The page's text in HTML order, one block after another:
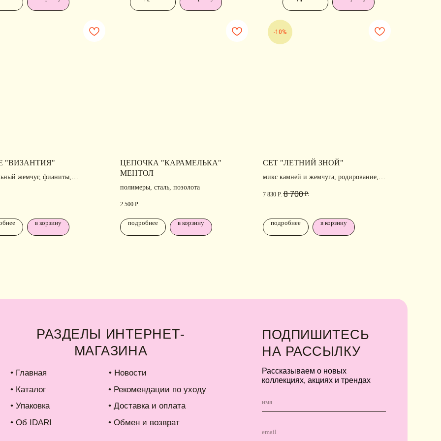
"ВИЗАНТИЯ"
жемчуг, фианиты,
в корзину
ЦЕПОЧКА "КАРАМЕЛЬКА"
МЕНТОЛ
полимеры, сталь, позолота
2 500 Р.
подробнее в корзину
-10%
СЕТ "ЛЕТНИЙ ЗНОЙ"
микс камней и жемчуга, родирование,
7 830 Р. 8 700 Р.
подробнее в корзину
ПОДПИШИТЕСЬ
РАССЫЛКУ
подписаться
• Обмен и возврат
• Доставка и оплата
• Рекомендации по уходу
IDARI
Рассказываем о новых
коллекциях, акциях и трендах
РАЗДЕЛЫ ИНТЕРНЕТ-
МАГАЗИНА